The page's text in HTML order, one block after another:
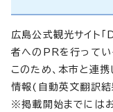
広島公式観光サイト
者へのPRを行ってい
このため、本市と連
情報(自動英文翻訳結
※掲載開始までには